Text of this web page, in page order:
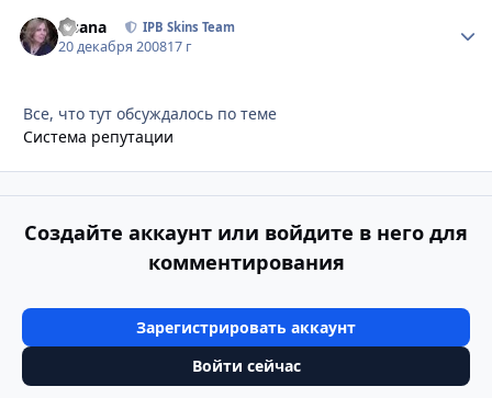
Fisana IPB Skins Team
20 декабря 200817 г
Все, что тут обсуждалось по теме
Система репутации
Создайте аккаунт или войдите в него для
комментирования
Зарегистрировать аккаунт
Войти сейчас